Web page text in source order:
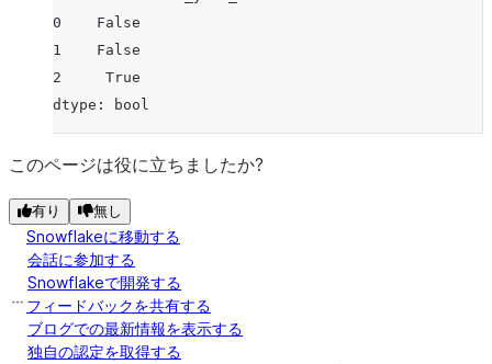
0    False
1    False
2     True
dtype: bool
このページは役に立ちましたか?
有り 無し
Snowflakeに移動する
会話に参加する
Snowflakeで開発する
フィードバックを共有する
ブログでの最新情報を表示する
独自の認定を取得する